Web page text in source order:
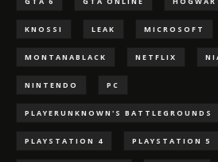
KNOSSI LEAK MICROSOFT
MONTANABLACK NETFLIX
NINTENDO PC
PLAYERUNKNOWN'S BATTLEGROUNDS
PLAYSTATION 4 PLAYSTATION 5